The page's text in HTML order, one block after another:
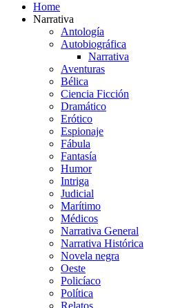
Home
Narrativa
Antología
Autobiográfica
Narrativa
Aventuras
Bélica
Ciencia Ficción
Dramático
Erótico
Espionaje
Fábula
Fantasía
Humor
Intriga
Judicial
Marítimo
Médicos
Narrativa General
Narrativa Histórica
Novela negra
Oeste
Policíaco
Política
Relatos